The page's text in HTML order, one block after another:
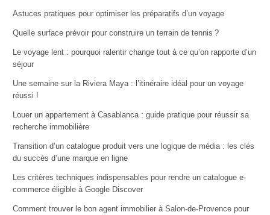
Astuces pratiques pour optimiser les préparatifs d’un voyage
Quelle surface prévoir pour construire un terrain de tennis ?
Le voyage lent : pourquoi ralentir change tout à ce qu’on rapporte d’un
séjour
Une semaine sur la Riviera Maya : l’itinéraire idéal pour un voyage
réussi !
Louer un appartement à Casablanca : guide pratique pour réussir sa
recherche immobilière
Transition d’un catalogue produit vers une logique de média : les clés
du succès d’une marque en ligne
Les critères techniques indispensables pour rendre un catalogue e-
commerce éligible à Google Discover
Comment trouver le bon agent immobilier à Salon-de-Provence pour